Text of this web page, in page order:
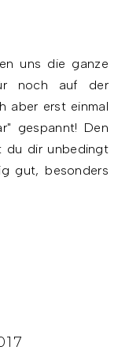
uns die ganze
noch auf der
aber erst einmal
gespannt! Den
du dir unbedingt
gut, besonders